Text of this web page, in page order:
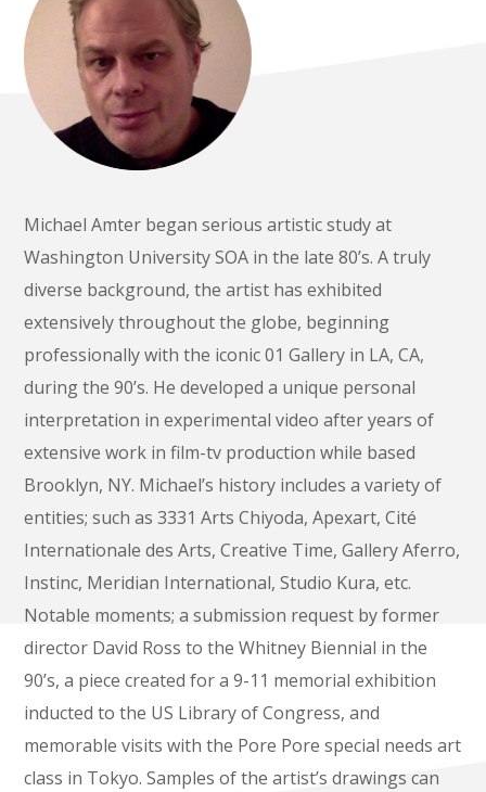
Michael Amter began serious artistic study at
Washington University SOA in the late 80’s. A truly
diverse background, the artist has exhibited
extensively throughout the globe, beginning
professionally with the iconic 01 Gallery in LA, CA,
during the 90’s. He developed a unique personal
interpretation in experimental video after years of
extensive work in film-tv production while based
Brooklyn, NY. Michael’s history includes a variety of
entities; such as 3331 Arts Chiyoda, Apexart, Cité
Internationale des Arts, Creative Time, Gallery Aferro,
Instinc, Meridian International, Studio Kura, etc.
Notable moments; a submission request by former
director David Ross to the Whitney Biennial in the
90’s, a piece created for a 9-11 memorial exhibition
inducted to the US Library of Congress, and
memorable visits with the Pore Pore special needs art
class in Tokyo. Samples of the artist’s drawings can